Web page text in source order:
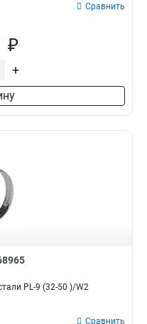
Сравнить
₽
+
PL-9 (32-50 )/W2
Сравнить